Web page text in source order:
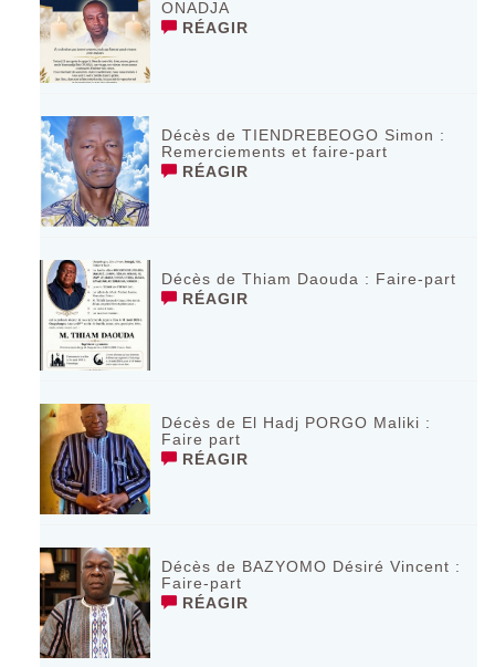
ONADJA
RÉAGIR
Décès de TIENDREBEOGO Simon :
Remerciements et faire-part
RÉAGIR
Décès de Thiam Daouda : Faire-part
RÉAGIR
Décès de El Hadj PORGO Maliki :
Faire part
RÉAGIR
Décès de BAZYOMO Désiré Vincent :
Faire-part
RÉAGIR